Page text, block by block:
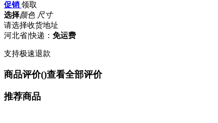
促销 领取
选择颜色 尺寸
请选择收货地址
河北省|快递： 免运费
支持极速退款
商品评价()查看全部评价
推荐商品